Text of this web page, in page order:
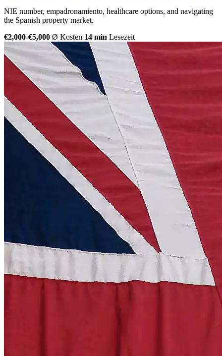
NIE number, empadronamiento, healthcare options, and navigating
the Spanish property market.
€2,000-€5,000 Ø Kosten 14 min Lesezeit